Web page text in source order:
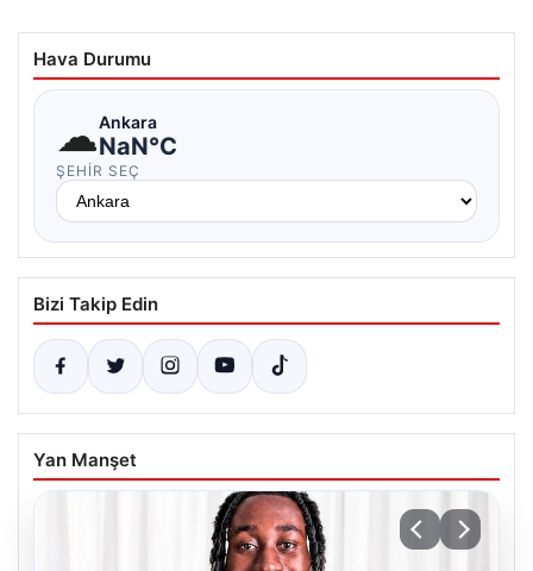
Hava Durumu
☁Ankara
NaN°C
ŞEHIR SEÇ
Bizi Takip Edin
Yan Manşet